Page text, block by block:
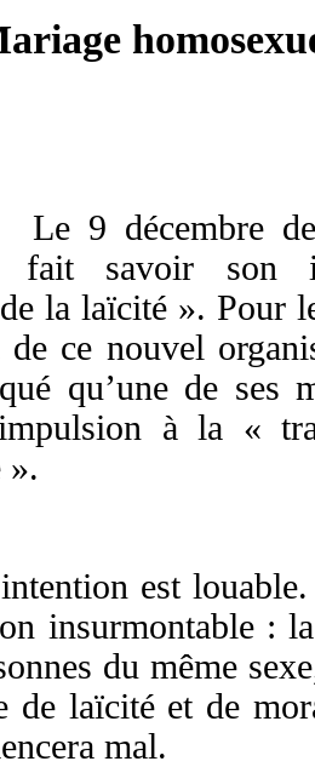
Le 9 décembre
fait savoir son
la laïcité ». Pour
de ce nouvel
qu’une de ses
à la «
».
est louable.
insurmontable :
du même
de laïcité et de
mal.